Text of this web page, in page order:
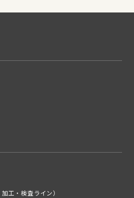
工・検査ライン）